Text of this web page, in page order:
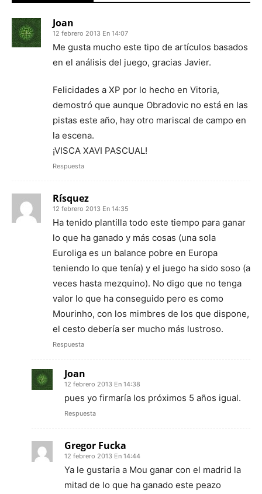
Joan
12 febrero 2013 En 14:07
Me gusta mucho este tipo de artículos basados
en el análisis del juego, gracias Javier.
Felicidades a XP por lo hecho en Vitoria,
demostró que aunque Obradovic no está en las
pistas este año, hay otro mariscal de campo en
la escena.
¡VISCA XAVI PASCUAL!
Respuesta
Rísquez
12 febrero 2013 En 14:35
Ha tenido plantilla todo este tiempo para ganar
lo que ha ganado y más cosas (una sola
Euroliga es un balance pobre en Europa
teniendo lo que tenía) y el juego ha sido soso (a
veces hasta mezquino). No digo que no tenga
valor lo que ha conseguido pero es como
Mourinho, con los mimbres de los que dispone,
el cesto debería ser mucho más lustroso.
Respuesta
Joan
12 febrero 2013 En 14:38
pues yo firmaría los próximos 5 años igual.
Respuesta
Gregor Fucka
12 febrero 2013 En 14:44
Ya le gustaria a Mou ganar con el madrid la
mitad de lo que ha ganado este peazo